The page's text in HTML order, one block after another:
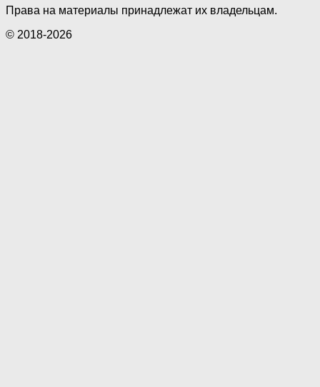
Права на материалы принадлежат их владельцам.
© 2018-2026